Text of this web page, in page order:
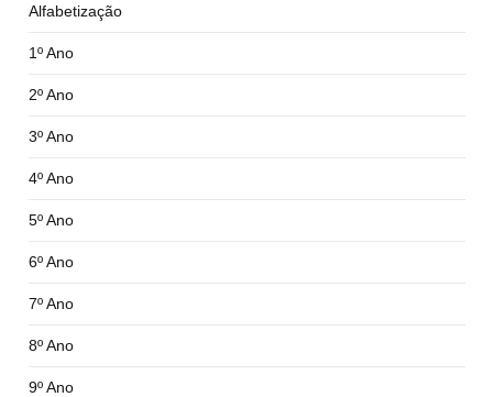
Alfabetização
1º Ano
2º Ano
3º Ano
4º Ano
5º Ano
6º Ano
7º Ano
8º Ano
9º Ano